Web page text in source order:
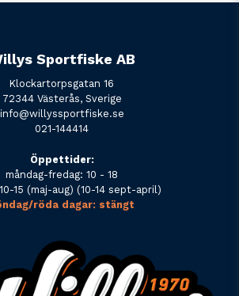
Sportfiske AB
Klockartorpsgatan 16
72344 Västerås, Sverige
info@willyssportfiske.se
021-144414
Öppettider:
måndag-fredag: 10 - 18
15 (maj-aug) (10-14 sept-april)
röda dagar: stängt